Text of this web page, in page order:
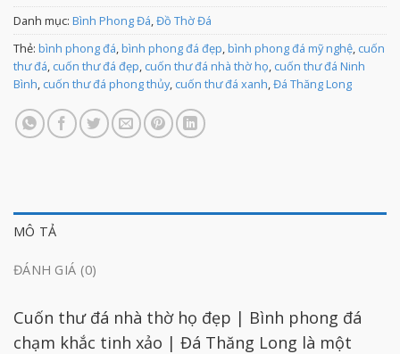
Danh mục: Bình Phong Đá,Đồ Thờ Đá
Thẻ: bình phong đá,bình phong đá đẹp,bình phong đá mỹ nghệ, cuốn
thư đá, cuốn thư đá đẹp, cuốn thư đá nhà thờ họ, cuốn thư đá Ninh
Bình, cuốn thư đá phong thủy, cuốn thư đá xanh,Đá Thăng Long
MÔ TẢ
ĐÁNH GIÁ (0)
Cuốn thư đá nhà thờ họ đẹp | Bình phong đá
chạm khắc tinh xảo | Đá Thăng Long là một